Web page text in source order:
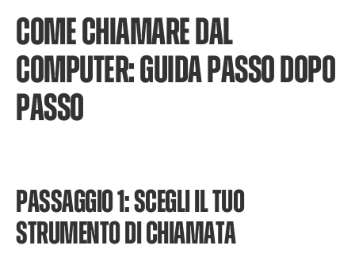
COME CHIAMARE DAL
COMPUTER: GUIDA PASSO DOPO
PASSO
PASSAGGIO 1: SCEGLI IL TUO
STRUMENTO DI CHIAMATA